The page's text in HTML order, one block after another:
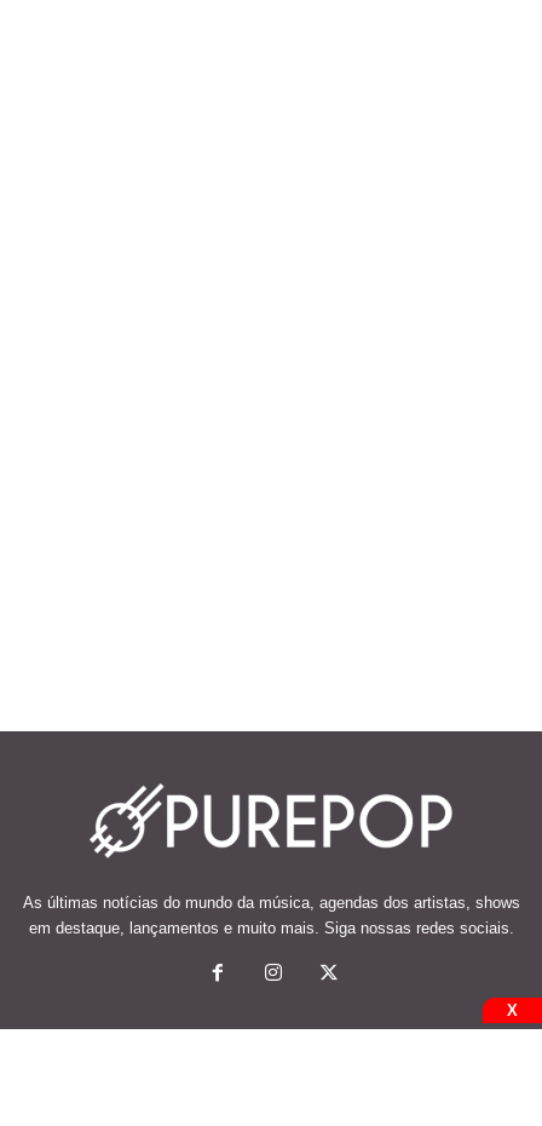
As últimas notícias do mundo da música, agendas dos artistas, shows
em destaque, lançamentos e muito mais. Siga nossas redes sociais.
X